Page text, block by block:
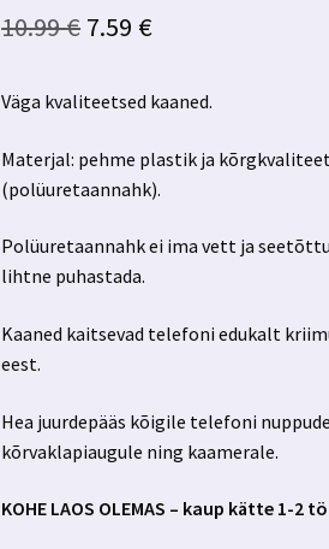
10.99€ Algne
oli:
10.99 €.
7.59 €Praegune
on:
7.59 €.
Väga kvaliteetsed kaaned.
Materjal: pehme plastik ja
(polüuretaannahk).
Polüuretaannahk ei ima vett ja
lihtne puhastada.
Kaaned kaitsevad telefoni edukalt
eest.
Hea juurdepääs kõigile telefoni
kõrvaklapiaugule ning kaamerale.
KOHE LAOS OLEMAS – kaup kätte 1-2